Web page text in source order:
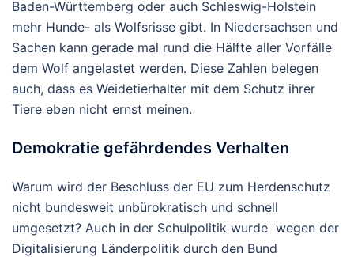
Baden-Württemberg oder auch Schleswig-Holstein
mehr Hunde- als Wolfsrisse gibt. In Niedersachsen und
Sachen kann gerade mal rund die Hälfte aller Vorfälle
dem Wolf angelastet werden. Diese Zahlen belegen
auch, dass es Weidetierhalter mit dem Schutz ihrer
Tiere eben nicht ernst meinen.
Demokratie gefährdendes Verhalten
Warum wird der Beschluss der EU zum Herdenschutz
nicht bundesweit unbürokratisch und schnell
umgesetzt? Auch in der Schulpolitik wurde wegen der
Digitalisierung Länderpolitik durch den Bund